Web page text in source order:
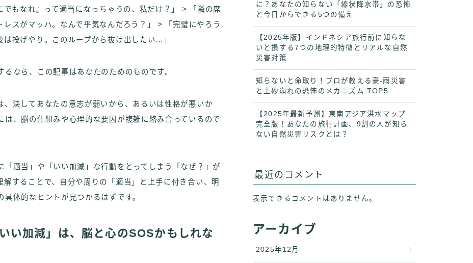
もなれ』って適当になっちゃうの、私だけ？」 > 「隣の席
スがマッハ。なんで平気なんだろう？」 > 「完璧にやろう
投げやり。このループから抜け出したい…」
なら、この記事はあなたのためのものです。
、決してあなたの意志が弱いから、あるいは性格が悪いか
、脳の仕組みや心理的な要因が複雑に絡み合っているので
適当」や「いい加減」な行動をとってしまう「なぜ？」が
することで、自分や周りの「適当」と上手に付き合い、明
体的なヒントが見つかるはずです。
い加減」は、脳と心のSOSかもしれな
に？あなたの知らない「線状降水帯」の恐怖
と今日からできる5つの備え
【2025年版】インドネシア旅行前に知らな
いと損する7つの地理的特徴とリアルな自然
災害対策
知らないと命取り！プロが教える豪-雨災害
と土砂崩れの恐怖のメカニズム TOP5
【2025年最新予測】東南アジア洪水マップ
完全版！あなたの旅行計画、9割の人が知ら
ない自然災害リスクとは？
最近のコメント
表示できるコメントはありません。
アーカイブ
2025年12月